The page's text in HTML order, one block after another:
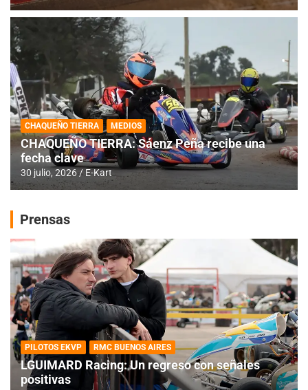
CHAQUEÑO TIERRA MEDIOS
CHAQUEÑO TIERRA: Sáenz Peña recibe una
fecha clave
30 julio, 2026 E-Kart
Prensas
PILOTOS EKVP RMC BUENOS AIRES
LGUIMARD Racing: Un regreso con señales
positivas